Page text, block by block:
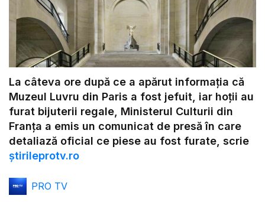
La câteva ore după ce a apărut informația că
Muzeul Luvru din Paris a fost jefuit, iar hoții au
furat bijuterii regale, Ministerul Culturii din
Franța a emis un comunicat de presă în care
detaliază oficial ce piese au fost furate, scrie
știrileprotv.ro
PRO TV